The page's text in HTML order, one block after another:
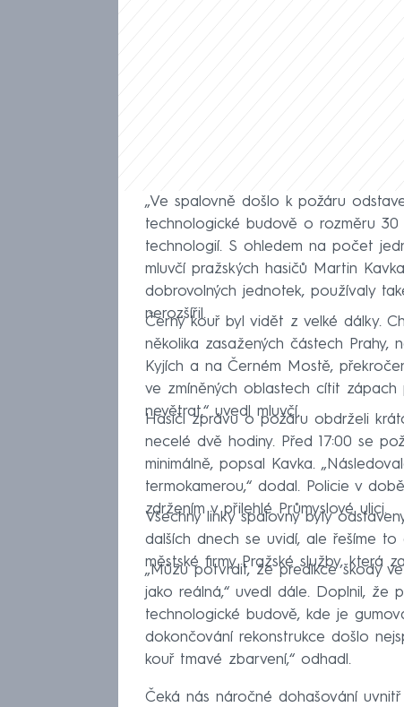
„Ve spalovně došlo k požáru
technologické budově o rozměru
technologií. S ohledem na počet
mluvčí pražských hasičů Martin
dobrovolných jednotek, používaly
nerozšířil.
Černý kouř byl vidět z velké dálky.
několika zasažených částech Prahy,
Kyjích a na Černém Mostě,
ve zmíněných oblastech cítit
nevětrat,“ uvedl mluvčí.
Hasiči zprávu o požáru obdrželi
necelé dvě hodiny. Před 17:00 se
minimálně, popsal Kavka.
termokamerou,“ dodal. Policie v
zdržením v přilehlé Průmyslové ulici.
Všechny linky spalovny byly
dalších dnech se uvidí, ale řešíme to
městské firmy Pražské služby, která
„Můžu potvrdit, že predikce škody
jako reálná,“ uvedl dále. Doplnil, že
technologické budově, kde je
dokončování rekonstrukce došlo
kouř tmavé zbarvení,“ odhadl.
Čeká nás náročné dohašování